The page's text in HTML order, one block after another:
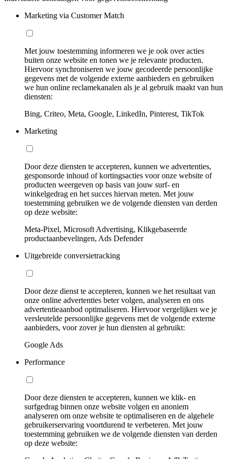
Marketing via Customer Match
Met jouw toestemming informeren we je ook over acties
buiten onze website en tonen we je relevante producten.
Hiervoor synchroniseren we jouw gecodeerde persoonlijke
gegevens met de volgende externe aanbieders en gebruiken
we hun online reclamekanalen als je al gebruik maakt van hun
diensten:
Bing, Criteo, Meta, Google, LinkedIn, Pinterest, TikTok
Marketing
Door deze diensten te accepteren, kunnen we advertenties,
gesponsorde inhoud of kortingsacties voor onze website of
producten weergeven op basis van jouw surf- en
winkelgedrag en het succes hiervan meten. Met jouw
toestemming gebruiken we de volgende diensten van derden
op deze website:
Meta-Pixel, Microsoft Advertising, Klikgebaseerde
productaanbevelingen, Ads Defender
Uitgebreide conversietracking
Door deze dienst te accepteren, kunnen we het resultaat van
onze online advertenties beter volgen, analyseren en ons
advertentieaanbod optimaliseren. Hiervoor vergelijken we je
versleutelde persoonlijke gegevens met de volgende externe
aanbieders, voor zover je hun diensten al gebruikt:
Google Ads
Performance
Door deze diensten te accepteren, kunnen we klik- en
surfgedrag binnen onze website volgen en anoniem
analyseren om onze website te optimaliseren en de algehele
gebruikerservaring voortdurend te verbeteren. Met jouw
toestemming gebruiken we de volgende diensten van derden
op deze website: